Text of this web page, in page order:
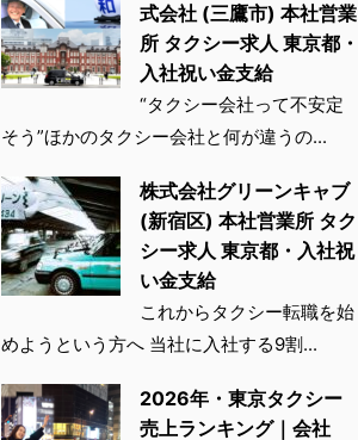
式会社 (三鷹市) 本社営業
所 タクシー求人 東京都・
入社祝い金支給
“タクシー会社って不安定
そう”ほかのタクシー会社と何が違うの...
株式会社グリーンキャブ
(新宿区) 本社営業所 タク
シー求人 東京都・入社祝
い金支給
これからタクシー転職を始
めようという方へ 当社に入社する9割...
2026年・東京タクシー
売上ランキング｜会社